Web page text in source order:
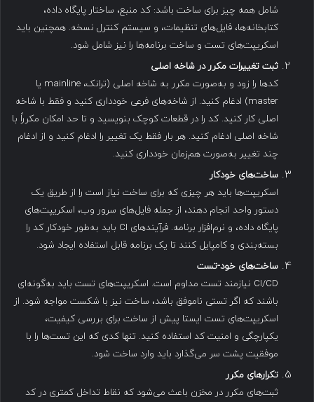
شامل همه چیز برای ساخت باشد: کد منبع، ساختار پایگاه داده،
کتابخانه‌ها، فایل‌های تنظیمات، و سیستم کنترل نسخه. همچنین باید
اسکریپت‌های تست و ساخت برنامه‌ها را نیز شامل شود.
ثبت تغییرات مکرر در شاخه اصلی
کدها را زود و به‌صورت مکرر به شاخه اصلی (ترانک، mainline یا
master) ادغام کنید. از شاخه‌های فرعی خودداری کنید و فقط با شاخه
اصلی کار کنید. کد را در قطعات کوچک بنویسید و تا حد امکان مکرراً با
شاخه اصلی ادغام کنید. هر بار فقط یک تغییر را ادغام کنید و از ادغام
چند تغییر به‌صورت هم‌زمان خودداری کنید.
ساخت‌های خودکار
اسکریپت‌ها باید هر چیزی که برای ساخت نیاز است را از طریق یک
دستور واحد انجام دهند، از جمله فایل‌های سرور وب، اسکریپت‌های
پایگاه داده، و نرم‌افزار برنامه. فرآیندهای CI باید به‌طور خودکار کد را
بسته‌بندی و کامپایل کنند تا یک برنامه قابل استفاده ایجاد شود.
ساخت‌های خود-تست
CI/CD نیازمند تست مداوم است. اسکریپت‌های تست باید به‌گونه‌ای
باشند که اگر تستی ناموفق باشد، ساخت نیز با شکست مواجه شود. از
اسکریپت‌های تست ایستا پیش از ساخت برای بررسی کیفیت،
یکپارچگی و امنیت کد استفاده کنید. تنها کدی که این تست‌ها را با
موفقیت پشت سر می‌گذارد باید وارد ساخت شود.
تکرارهای مکرر
ثبت‌های مکرر در مخزن باعث می‌شود که نقاط تداخل کمتری در کد